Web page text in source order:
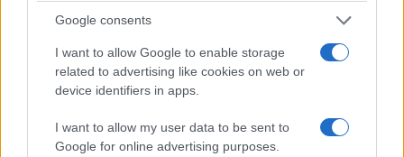
Google consents
I want to allow Google to enable storage
related to advertising like cookies on web or
device identifiers in apps.
I want to allow my user data to be sent to
Google for online advertising purposes.
Con encantadoras colinas cubiertas de verde bosque,
el entorno prístino en elParque Nacional de la Selva
Negra es lo que atrae a los visitantes a la zona. Los
hermosos tonos de verdes, amarillos y rojos del